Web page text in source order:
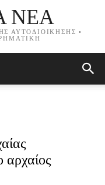
ΝΕΑ
ΑΥΤΟΔΙΟΙΚΗΣΗΣ •
αρχαίος